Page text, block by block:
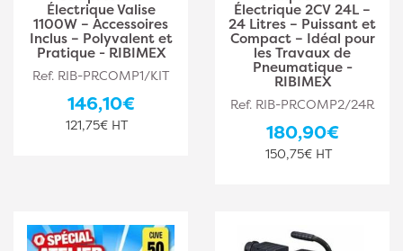
Électrique Valise
1100W – Accessoires
Inclus – Polyvalent et
Pratique - RIBIMEX
Ref. RIB-PRCOMP1/KIT
146,10€
121,75€ HT
Électrique 2CV 24L –
24 Litres – Puissant et
Compact – Idéal pour
les Travaux de
Pneumatique -
RIBIMEX
Ref. RIB-PRCOMP2/24R
180,90€
150,75€ HT